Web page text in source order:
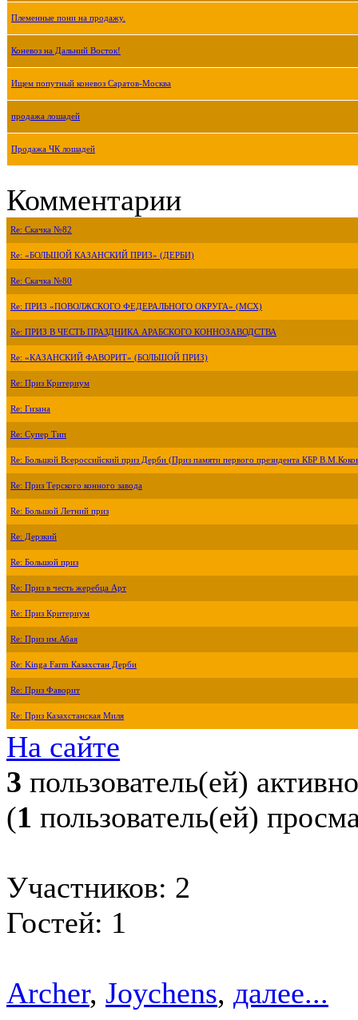
Племенные пони на продажу.
Коневоз на Дальний Восток!
Ищем попутный коневоз Саратов-Москва
продажа лошадей
Продажа ЧК лошадей
Комментарии
Re: Скачка №82
Re: «БОЛЬШОЙ КАЗАНСКИЙ ПРИЗ» (ДЕРБИ)
Re: Скачка №80
Re: ПРИЗ «ПОВОЛЖСКОГО ФЕДЕРАЛЬНОГО ОКРУГА» (МСХ)
Re: ПРИЗ В ЧЕСТЬ ПРАЗДНИКА АРАБСКОГО КОННОЗАВОДСТВА
Re: «КАЗАНСКИЙ ФАВОРИТ» (БОЛЬШОЙ ПРИЗ)
Re: Приз Критериум
Re: Гизана
Re: Супер Тип
Re: Большой Всероссийский приз Дерби (Приз памяти первого президента КБР
Re: Приз Терского конного завода
Re: Большой Летний приз
Re: Дерзкий
Re: Большой приз
Re: Приз в честь жеребца Арт
Re: Приз Критериум
Re: Приз им.Абая
Re: Kinga Farm Казахстан Дерби
Re: Приз Фаворит
Re: Приз Казахстанская Миля
На сайте
3 пользователь(ей) активно
(1 пользователь(ей)
Участников: 2
Гостей: 1
Archer, Joychens, далее...